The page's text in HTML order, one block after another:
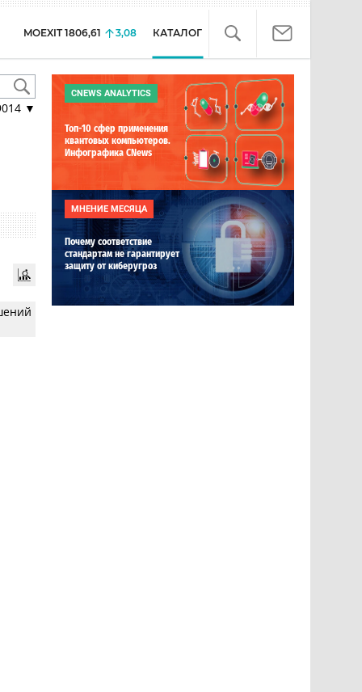
MOEXIT 1806,61 3,08 КАТАЛОГ
▼
CNEWS ANALYTICS
Топ-10 сфер применения
квантовых компьютеров.
Инфографика CNews
МНЕНИЕ МЕСЯЦА
Почему соответствие
стандартам не гарантирует
защиту от киберугроз